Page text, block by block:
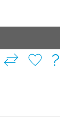
?